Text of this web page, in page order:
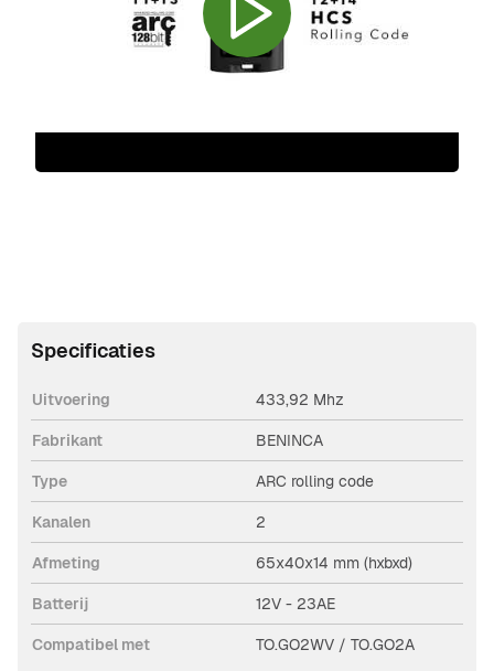
Specificaties
Uitvoering 433,92 Mhz
Fabrikant BENINCA
Type ARC rolling code
Kanalen 2
Afmeting 65x40x14 mm (hxbxd)
Batterij 12V - 23AE
Compatibel met TO.GO2WV / TO.GO2A